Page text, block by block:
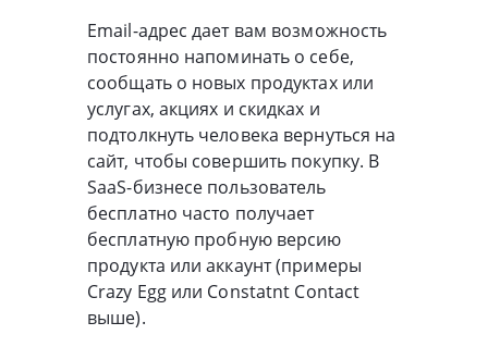
Email-адрес дает вам возможность
постоянно напоминать о себе,
сообщать о новых продуктах или
услугах, акциях и скидках и
подтолкнуть человека вернуться на
сайт, чтобы совершить покупку. В
SaaS-бизнесе пользователь
бесплатно часто получает
бесплатную пробную версию
продукта или аккаунт (примеры
Crazy Egg или Constatnt Contact
выше).